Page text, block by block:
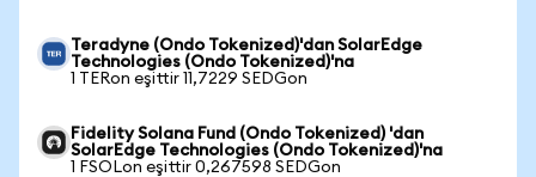
Teradyne (Ondo Tokenized)'dan SolarEdge
Technologies (Ondo Tokenized)'na
1 TERon eşittir 11,7229 SEDGon
Fidelity Solana Fund (Ondo Tokenized) 'dan
SolarEdge Technologies (Ondo Tokenized)'na
1 FSOLon eşittir 0,267598 SEDGon